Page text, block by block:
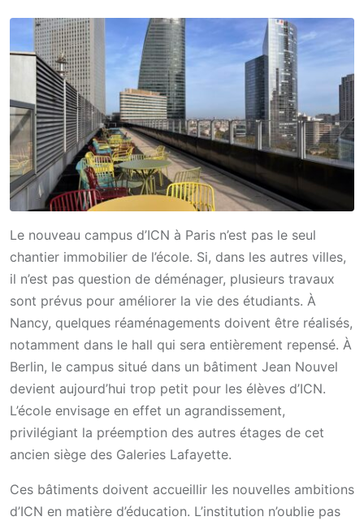
Le nouveau campus d’ICN à Paris n’est pas le seul
chantier immobilier de l’école. Si, dans les autres villes,
il n’est pas question de déménager, plusieurs travaux
sont prévus pour améliorer la vie des étudiants. À
Nancy, quelques réaménagements doivent être réalisés,
notamment dans le hall qui sera entièrement repensé. À
Berlin, le campus situé dans un bâtiment Jean Nouvel
devient aujourd’hui trop petit pour les élèves d’ICN.
L’école envisage en effet un agrandissement,
privilégiant la préemption des autres étages de cet
ancien siège des Galeries Lafayette.
Ces bâtiments doivent accueillir les nouvelles ambitions
d’ICN en matière d’éducation. L’institution n’oublie pas